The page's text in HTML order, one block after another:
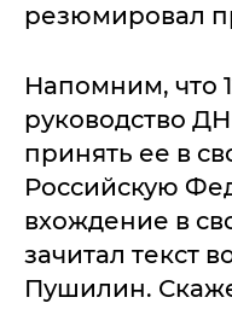
резюмировал
Напомним, что
руководство
принять ее в
Российскую
вхождение в
зачитал текст
Пушилин.